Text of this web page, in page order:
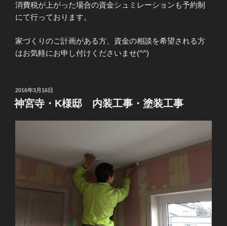
消費税が上がった場合の資金シュミレーションも予約制
にて行っております。
家づくりのご計画がある方、資金の相談を希望される方
はお気軽にお申し付けくださいませ(^^)
投
稿
日:
2016年3月16日
神宮寺・K様邸 内装工事・塗装工事